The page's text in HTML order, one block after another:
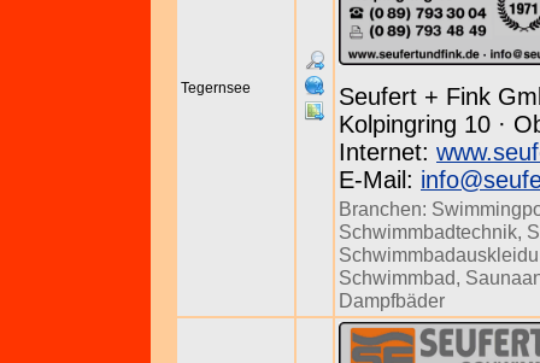
Tegernsee
Seufert + Fink
Kolpingring 10 ·
Internet:
E-Mail:
Branchen:
Schwimmbadtechnik,
Schwimmbad,
Dampfbäder